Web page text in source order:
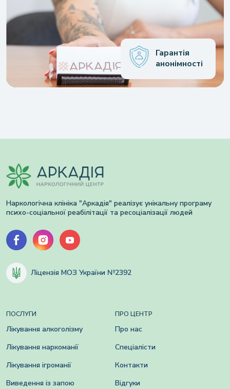
Гарантія
анонімності
Наркологічна клініка "Аркадія" реалізує унікальну програму
психо-соціальної реабілітації та ресоціалізації людей
Ліцензія МОЗ України №2392
ПОСЛУГИ
Лікування алкоголізму
Лікування наркоманії
Лікування ігроманії
Виведення із запою
ПРО ЦЕНТР
Про нас
Спеціалісти
Контакти
Відгуки